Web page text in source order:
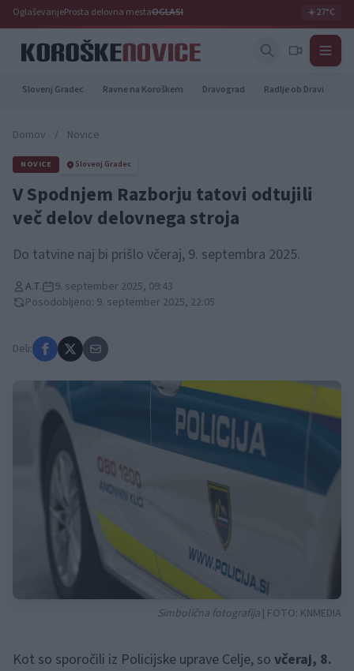
OglaševanjeProsta delovna mestaOGLASI ☀️27°C
Slovenj Gradec Ravne na Koroškem Dravograd Radlje ob Dravi
Domov / Novice
NOVICE Slovenj Gradec
V Spodnjem Razborju tatovi odtujili
več delov delovnega stroja
Do tatvine naj bi prišlo včeraj, 9. septembra 2025.
A.T.
9. september 2025, 09:43
Posodobljeno: 9. september 2025, 22:05
Deli:
Simbolična fotografija | FOTO: KNMEDIA
Kot so sporočili iz Policijske uprave Celje, so včeraj, 8.